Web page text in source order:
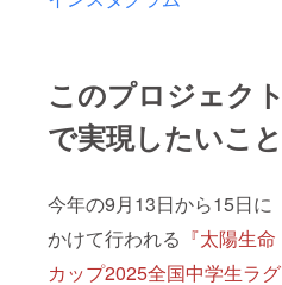
このプロジェクト
で実現したいこと
今年の9月13日から15日に
かけて行われる 『太陽生命
カップ2025全国中学生ラグ